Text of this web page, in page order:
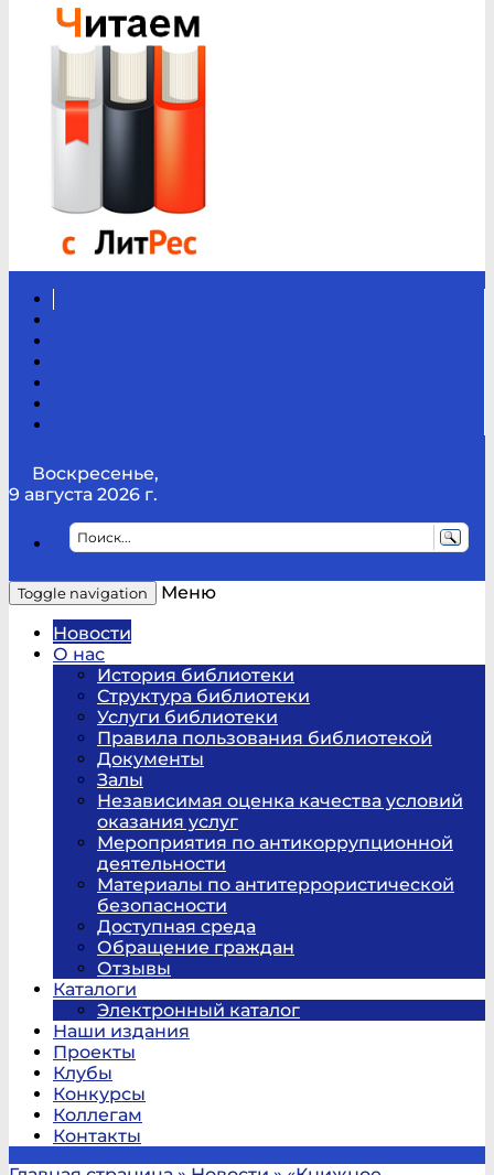
Воскресенье,
9 августа 2026 г.
Toggle navigation
Меню
Новости
О нас
История библиотеки
Структура библиотеки
Услуги библиотеки
Правила пользования библиотекой
Документы
Залы
Независимая оценка качества условий
оказания услуг
Мероприятия по антикоррупционной
деятельности
Материалы по антитеррористической
безопасности
Доступная среда
Обращение граждан
Отзывы
Каталоги
Электронный каталог
Наши издания
Проекты
Клубы
Конкурсы
Коллегам
Контакты